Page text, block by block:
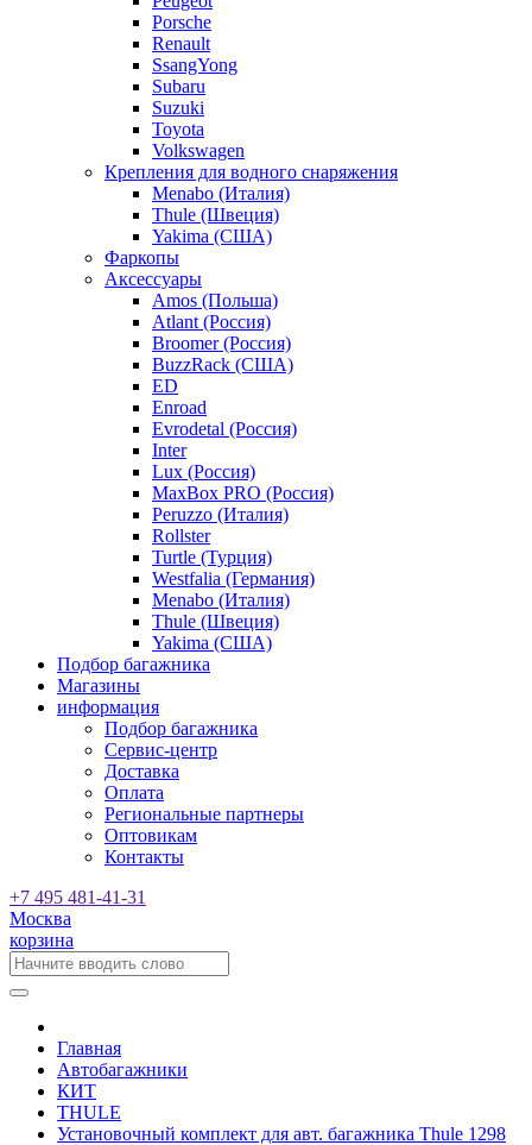
Porsche
Renault
SsangYong
Subaru
Suzuki
Toyota
Volkswagen
Крепления для водного снаряжения
Menabo (Италия)
Thule (Швеция)
Yakima (США)
Фаркопы
Аксессуары
Amos (Польша)
Atlant (Россия)
Broomer (Россия)
BuzzRack (США)
ED
Enroad
Evrodetal (Россия)
Inter
Lux (Россия)
MaxBox PRO (Россия)
Peruzzo (Италия)
Rollster
Turtle (Турция)
Westfalia (Германия)
Menabo (Италия)
Thule (Швеция)
Yakima (США)
Подбор багажника
Магазины
информация
Подбор багажника
Сервис-центр
Доставка
Оплата
Региональные партнеры
Оптовикам
Контакты
+7 495 481-41-31
Москва
корзина
Главная
Автобагажники
КИТ
THULE
Установочный комплект для авт. багажника Thule 1298